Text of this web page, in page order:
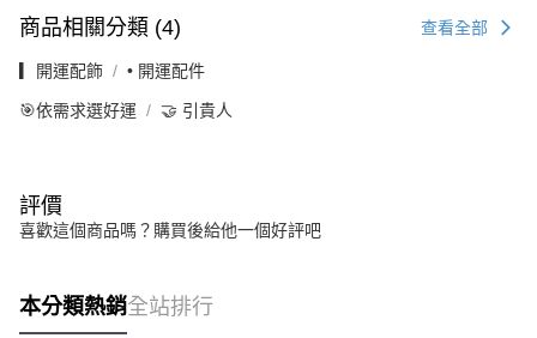
商品相關分類 (4) 查看全部
▎開運配飾 • 開運配件
🎯依需求選好運 🤝 引貴人
評價
喜歡這個商品嗎？購買後給他一個好評吧
本分類熱銷全站排行